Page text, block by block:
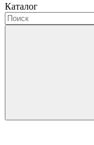
Каталог